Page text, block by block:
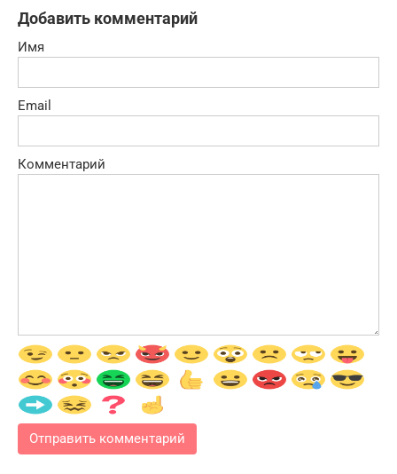
Добавить комментарий
Имя
Email
Комментарий